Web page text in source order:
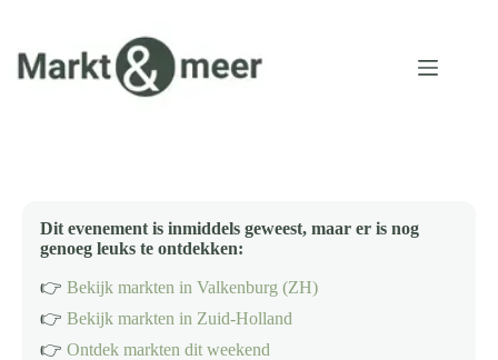
inhoud
Dit evenement is inmiddels geweest, maar er is nog
genoeg leuks te ontdekken:
👉 Bekijk markten in Valkenburg (ZH)
👉 Bekijk markten in Zuid-Holland
👉 Ontdek markten dit weekend